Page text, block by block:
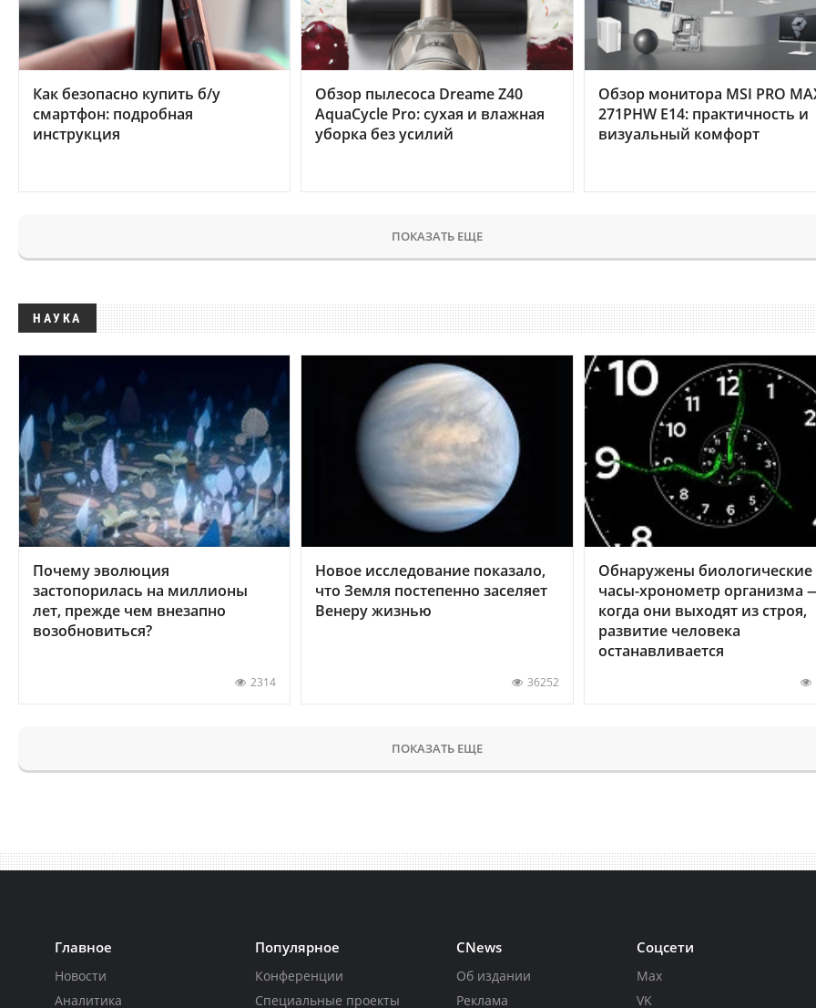
Как безопасно купить б/у
смартфон: подробная
инструкция
Обзор пылесоса Dreame Z40
AquaCycle Pro: сухая и влажная
уборка без усилий
Обзор монитора MSI PRO
271PHW E14: практичность и
визуальный комфорт
ПОКАЗАТЬ ЕЩЕ
НАУКА
Почему эволюция
застопорилась на миллионы
лет, прежде чем внезапно
возобновиться?
2314
Новое исследование показало,
что Земля постепенно заселяет
Венеру жизнью
36252
Обнаружены биологические
часы-хронометр организма
когда они выходят из строя,
развитие человека
останавливается
ПОКАЗАТЬ ЕЩЕ
Главное
Новости
Аналитика
Популярное
Конференции
Специальные проекты
CNews
Об издании
Реклама
Соцсети
Max
VK